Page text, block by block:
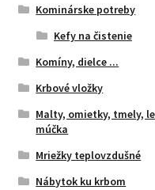
Kominárske potreby
Kefy na čistenie
Komíny, dielce ...
Krbové vložky
Malty, omietky, tmely,
múčka
Mriežky teplovzdušné
Nábytok ku krbom